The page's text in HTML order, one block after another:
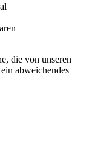
die von unseren
abweichendes